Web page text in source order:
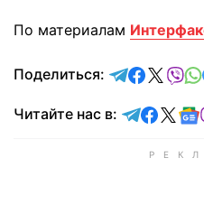
По материалам
Поделиться: отправить
Читайте нас в: Читайте